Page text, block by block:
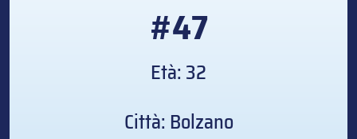
#47
Età: 32
Città: Bolzano